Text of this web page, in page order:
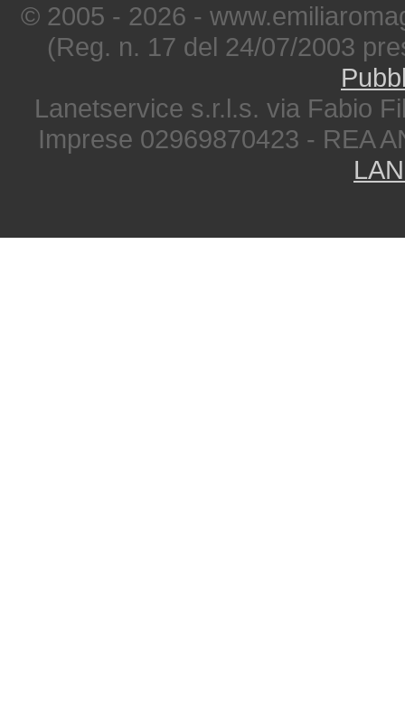
© 2005 - 2026 -
(Reg. n. 17 del 24/07/2003
Lanetservice s.r.l.s. via Fabio
Imprese 02969870423 - REA